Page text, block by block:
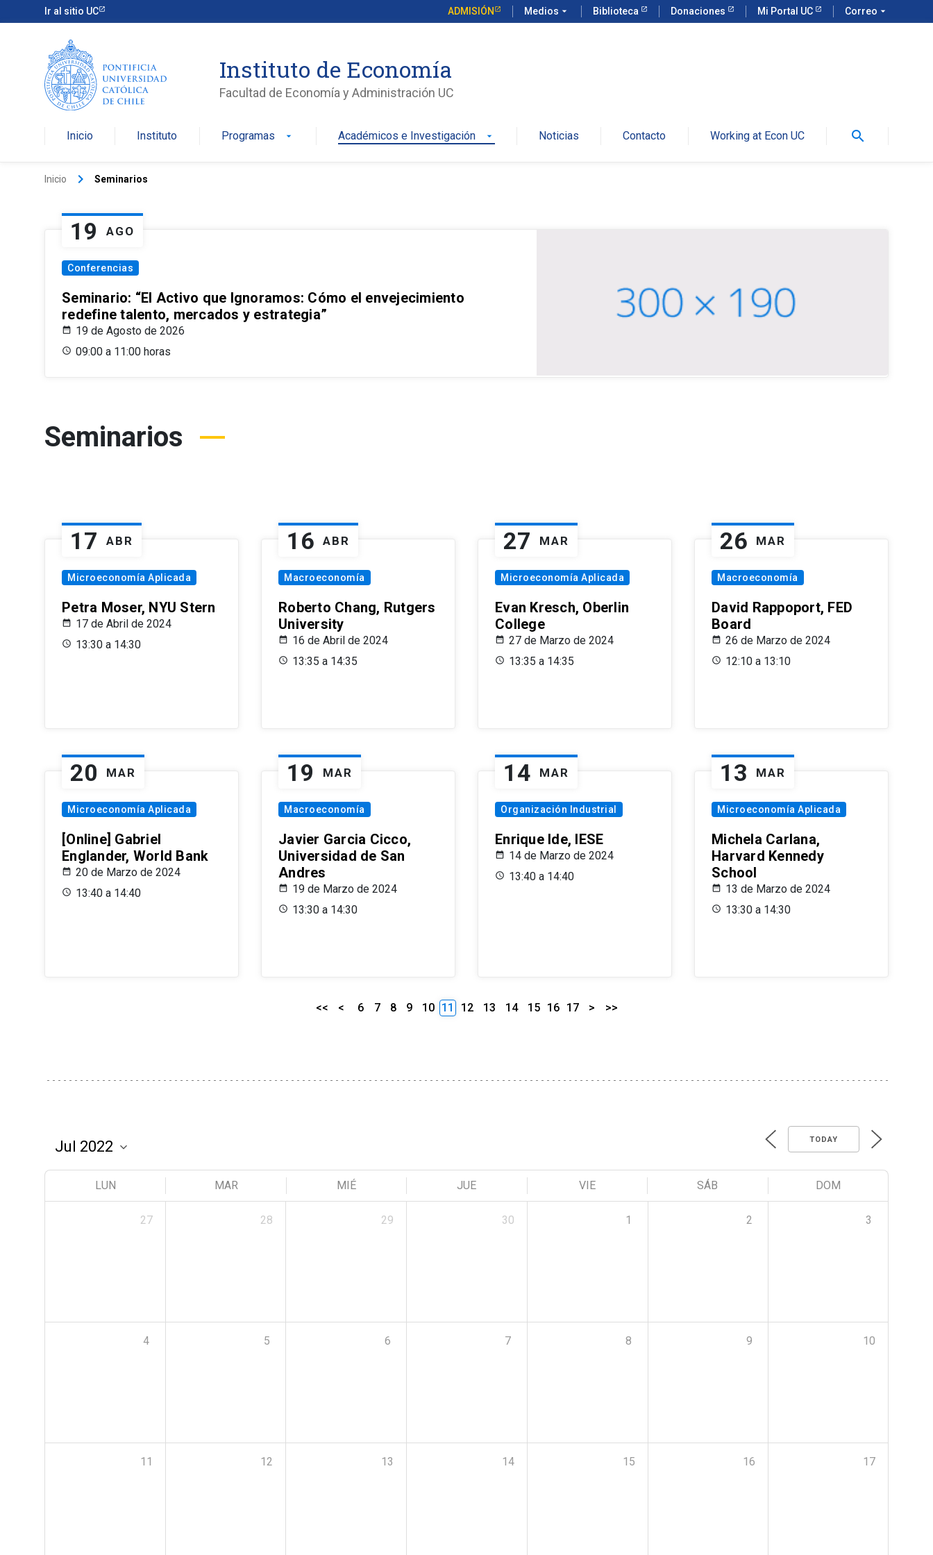
Ir al sitio UC ADMISIÓN Medios arrow_drop_down Biblioteca Donaciones Mi Portal UC Correo arrow_drop_down
Instituto de Economía
Facultad de Economía y Administración UC
Inicio Instituto Programas arrow_drop_down Académicos e Investigación arrow_drop_down Noticias Contacto Working at Econ UC search
Inicio keyboard_arrow_right Seminarios
19 AGO
Conferencias
Seminario: “El Activo que Ignoramos: Cómo el envejecimiento
redefine talento, mercados y estrategia”
19 de Agosto de 2026
09:00 a 11:00 horas
Seminarios
17 ABR
Microeconomía Aplicada
Petra Moser, NYU Stern
17 de Abril de 2024
13:30 a 14:30
16 ABR
Macroeconomía
Roberto Chang, Rutgers
University
16 de Abril de 2024
13:35 a 14:35
27 MAR
Microeconomía Aplicada
Evan Kresch, Oberlin
College
27 de Marzo de 2024
13:35 a 14:35
26 MAR
Macroeconomía
David Rappoport, FED
Board
26 de Marzo de 2024
12:10 a 13:10
20 MAR
Microeconomía Aplicada
[Online] Gabriel
Englander, World Bank
20 de Marzo de 2024
13:40 a 14:40
19 MAR
Macroeconomía
Javier Garcia Cicco,
Universidad de San
Andres
19 de Marzo de 2024
13:30 a 14:30
14 MAR
Organización Industrial
Enrique Ide, IESE
14 de Marzo de 2024
13:40 a 14:40
13 MAR
Microeconomía Aplicada
Michela Carlana,
Harvard Kennedy
School
13 de Marzo de 2024
13:30 a 14:30
<< < 6 7 8 9 10 11 12 13 14 15 16 17 > >>
TODAY
LUN MAR MIÉ JUE VIE SÁB DOM
27 28 29 30 1 2 3
4 5 6 7 8 9 10
11 12 13 14 15 16 17